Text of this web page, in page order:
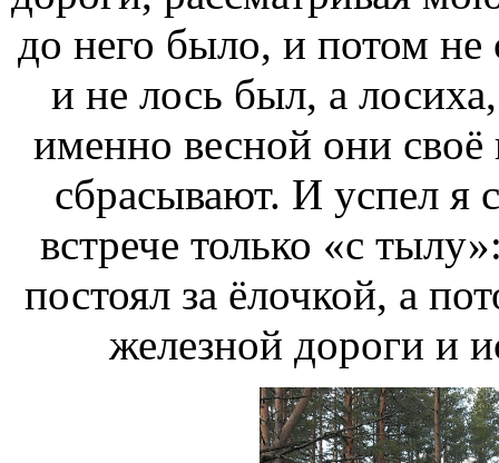
до него было, и потом
и не лось был, а
именно весной они
сбрасывают. И успел я
встрече только «с
постоял за ёлочкой, а
железной дороги и